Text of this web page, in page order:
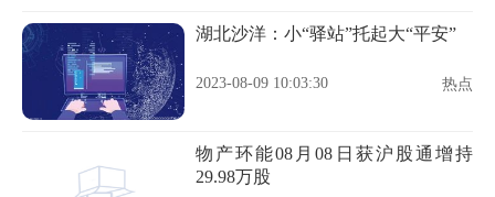
湖北沙洋：小“驿站”托起大“平安”
2023-08-09 10:03:30 热点
物产环能08月08日获沪股通增持
29.98万股